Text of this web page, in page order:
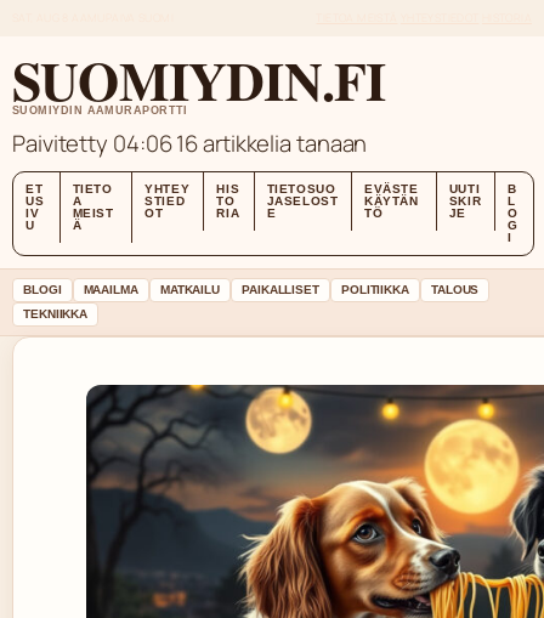
SUOMIYDIN.FI
SUOMIYDIN AAMURAPORTTI
Paivitetty 04:0616 artikkelia tanaan
ET
US
IV
U
TIETO
A
MEIST
Ä
YHTEY
STIED
OT
HIS
TO
RIA
TIETOSUO
JASELOST
E
EVÄSTE
KÄYTÄN
TÖ
UUTI
SKIR
JE
B
L
O
G
I
BLOGI MAAILMA MATKAILU PAIKALLISET POLITIIKKA
TALOUS
TEKNIIKKA